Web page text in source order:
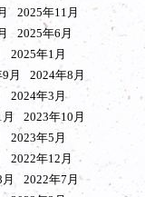
2025年11月
2025年6月
2025年1月
月
2024年8月
2024年3月
月
2023年10月
2023年5月
2022年12月
2022年7月